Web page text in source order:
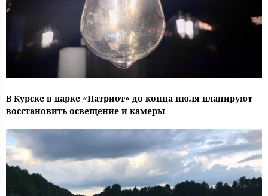
В Курске в парке «Патриот» до конца июля планируют
восстановить освещение и камеры